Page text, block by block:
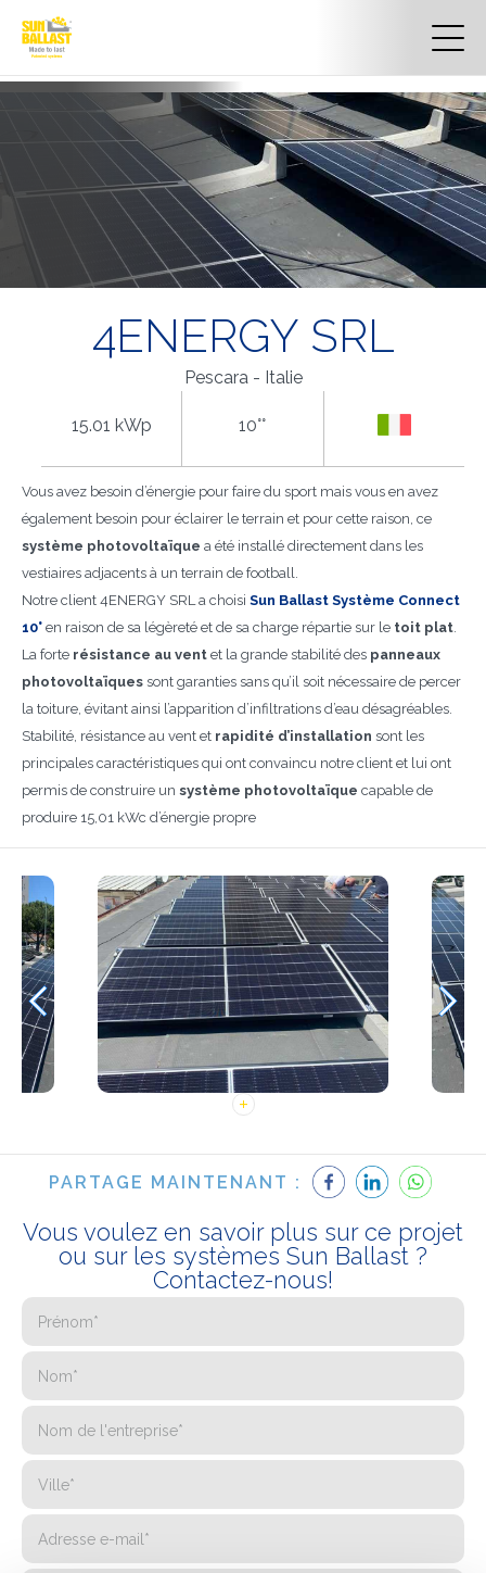
4ENERGY SRL
Pescara - Italie
15.01 kWp 10°°
Vous avez besoin d’énergie pour faire du sport mais vous en avez
également besoin pour éclairer le terrain et pour cette raison, ce
système photovoltaïque a été installé directement dans les
vestiaires adjacents à un terrain de football.
Notre client 4ENERGY SRL a choisi Sun Ballast Système Connect
10° en raison de sa légèreté et de sa charge répartie sur le toit plat.
La forte résistance au vent et la grande stabilité des panneaux
photovoltaïques sont garanties sans qu’il soit nécessaire de percer
la toiture, évitant ainsi l’apparition d’infiltrations d’eau désagréables.
Stabilité, résistance au vent et rapidité d’installation sont les
principales caractéristiques qui ont convaincu notre client et lui ont
permis de construire un système photovoltaïque capable de
produire 15,01 kWc d’énergie propre
PARTAGE MAINTENANT :
Vous voulez en savoir plus sur ce projet
ou sur les systèmes Sun Ballast ?
Contactez-nous!